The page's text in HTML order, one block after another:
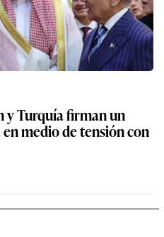
y Turquía firman un
medio de tensión con